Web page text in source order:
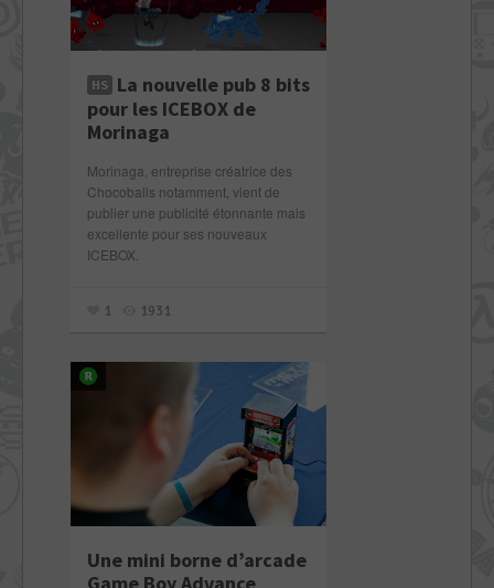
HS La nouvelle pub 8 bits
pour les ICEBOX de
Morinaga
Morinaga, entreprise créatrice des
Chocoballs notamment, vient de
publier une publicité étonnante mais
excellente pour ses nouveaux
ICEBOX.
1 1931
Une mini borne d’arcade
Game Boy Advance